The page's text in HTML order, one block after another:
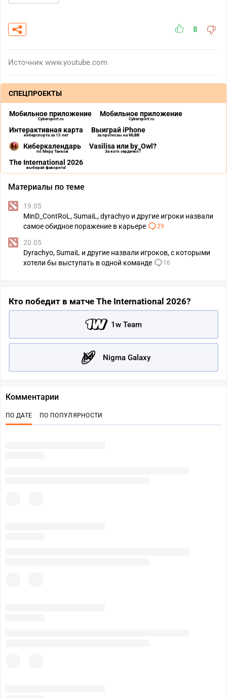
8
Источник www.youtube.com
СПЕЦПРОЕКТЫ
Мобильное приложение
Cybersport.ru
Мобильное приложение
Cybersport.ru
Интерактивная карта
киберспорта за 15 лет
Выиграй iPhone
за прогнозы на MLBB
Киберкалендарь
по Миру Танков
Vasilisa или by_Owl?
За кого сердечко?
The International 2026
выбирай фаворита!
Материалы по теме
19.05
MinD_ContRoL, SumaiL, dyrachyo и другие игроки назвали
самое обидное поражение в карьере
29
20.05
Dyrachyo, SumaiL и другие назвали игроков, с которыми
хотели бы выступать в одной команде
16
Кто победит в матче The International 2026?
1w Team
Nigma Galaxy
Комментарии
ПО ДАТЕ ПО ПОПУЛЯРНОСТИ